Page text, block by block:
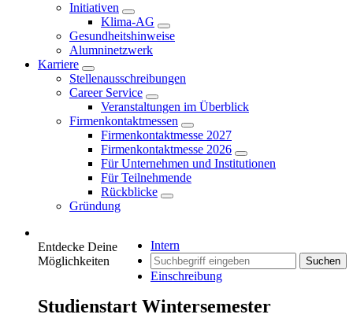
Initiativen
Klima-AG
Gesundheitshinweise
Alumninetzwerk
Karriere
Stellenausschreibungen
Career Service
Veranstaltungen im Überblick
Firmenkontaktmessen
Firmenkontaktmesse 2027
Firmenkontaktmesse 2026
Für Unternehmen und Institutionen
Für Teilnehmende
Rückblicke
Gründung
Intern
Suchen
Einschreibung
Entdecke Deine
Möglichkeiten
Studienstart Wintersemester